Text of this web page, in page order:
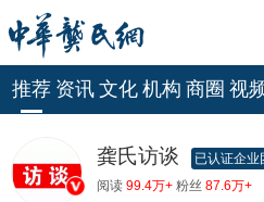
推荐 资讯 文化 机构 商圈 视
龚氏访谈 已认证企业
阅读 99.4万+ 粉丝 87.6万+